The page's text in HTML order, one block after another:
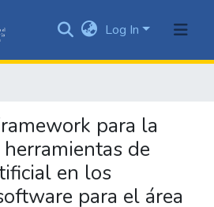
&
All of DSpace
Log In
para la
de
en los
para el área